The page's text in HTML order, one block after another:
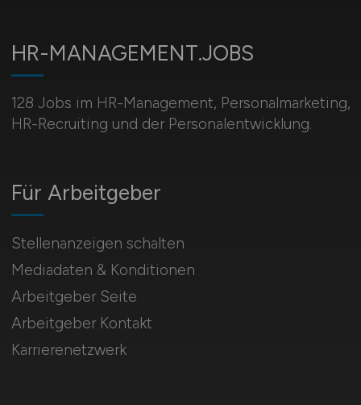
HR-MANAGEMENT.JOBS
128 Jobs im HR-Management, Personal­marketing,
HR-Recruiting und der Personalentwicklung.
Für Arbeitgeber
Stellenanzeigen schalten
Mediadaten & Konditionen
Arbeitgeber Seite
Arbeitgeber Kontakt
Karrierenetzwerk